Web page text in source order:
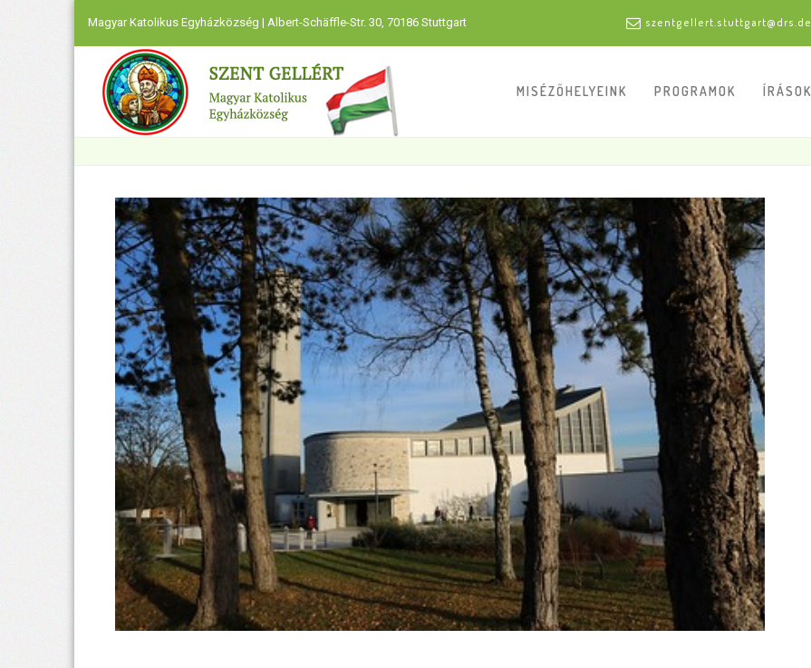
Magyar Katolikus Egyházközség | Albert-Schäffle-Str. 30, 70186 Stuttgart szentgellert.stuttgart@drs.de
MISÉZŐHELYEINK PROGRAMOK ÍRÁSOK